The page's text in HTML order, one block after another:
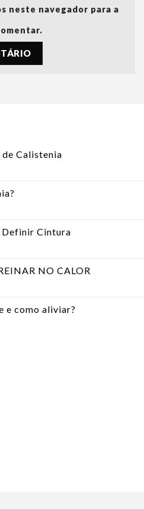
neste navegador para a
Calistenia
Definir Cintura
NO CALOR
e como aliviar?